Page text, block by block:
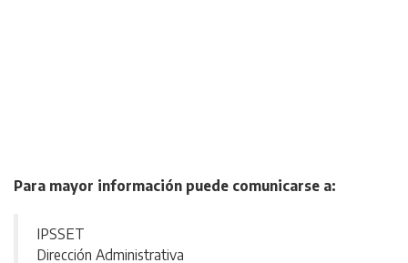
Para mayor información puede comunicarse a:
IPSSET
Dirección Administrativa